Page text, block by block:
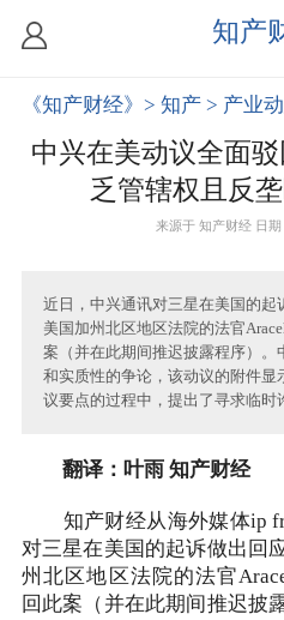
知产
《知产财经》 > 知产 > 产业
中兴在美动议全面
乏管辖权且反
来源于 知产财经 日
近日，中兴通讯对三星在美国的起
美国加州北区地区法院的法官
案（并在此期间推迟披露程序）。
和实质性的争论，该动议的附件显
议要点的过程中，提出了寻求临时
翻译：叶雨 知产财经
知产财经从海外媒体ip
对三星在美国的起诉做出回
州北区地区法院的法官
回此案（并在此期间推迟披